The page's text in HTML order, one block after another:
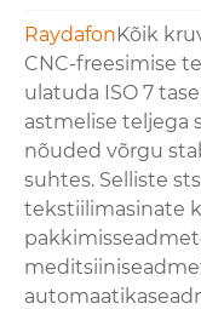
RaydafonKõik
CNC-freesimise
ulatuda ISO 7
astmelise teljega
nõuded võrgu
suhtes. Selliste
tekstiilimasinate